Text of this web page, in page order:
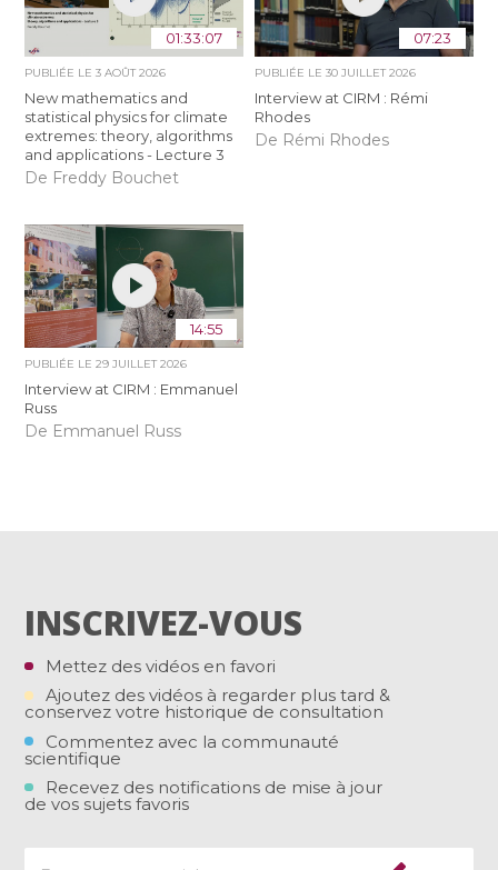
01:33:07
PUBLIÉE LE3 AOÛT 2026
New mathematics and
statistical physics for climate
extremes: theory, algorithms
and applications - Lecture 3
De Freddy Bouchet
07:23
PUBLIÉE LE 30 JUILLET 2026
Interview at CIRM : Rémi
Rhodes
De Rémi Rhodes
14:55
PUBLIÉE LE29 JUILLET 2026
Interview at CIRM : Emmanuel
Russ
De Emmanuel Russ
INSCRIVEZ-VOUS
Mettez des vidéos en favori
Ajoutez des vidéos à regarder plus tard &
conservez votre historique de consultation
Commentez avec la communauté
scientifique
Recevez des notifications de mise à jour
de vos sujets favoris